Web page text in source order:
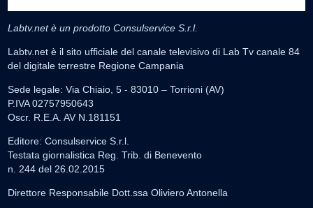
Labtv.net è un prodotto Consulservice S.r.l.
Labtv.net è il sito ufficiale del canale televisivo di Lab Tv canale 84
del digitale terrestre Regione Campania
Sede legale: Via Chiaio, 5 - 83010 – Torrioni (AV)
P.IVA 02757950643
Oscr. R.E.A. AV N.181151
Editore: Consulservice S.r.l.
Testata giornalistica Reg. Trib. di Benevento
n. 244 del 26.02.2015
Direttore Responsabile Dott.ssa Oliviero Antonella